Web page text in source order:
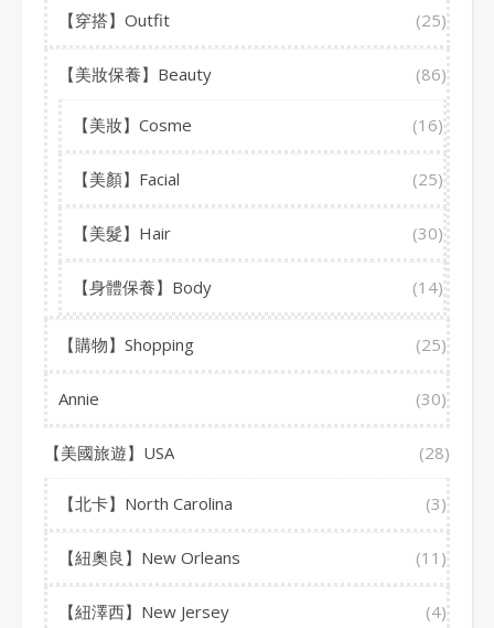
【穿搭】Outfit (25)
【美妝保養】Beauty (86)
【美妝】Cosme (16)
【美顏】Facial (25)
【美髮】Hair (30)
【身體保養】Body (14)
【購物】Shopping (25)
Annie (30)
【美國旅遊】USA (28)
【北卡】North Carolina (3)
【紐奧良】New Orleans (11)
【紐澤西】New Jersey (4)